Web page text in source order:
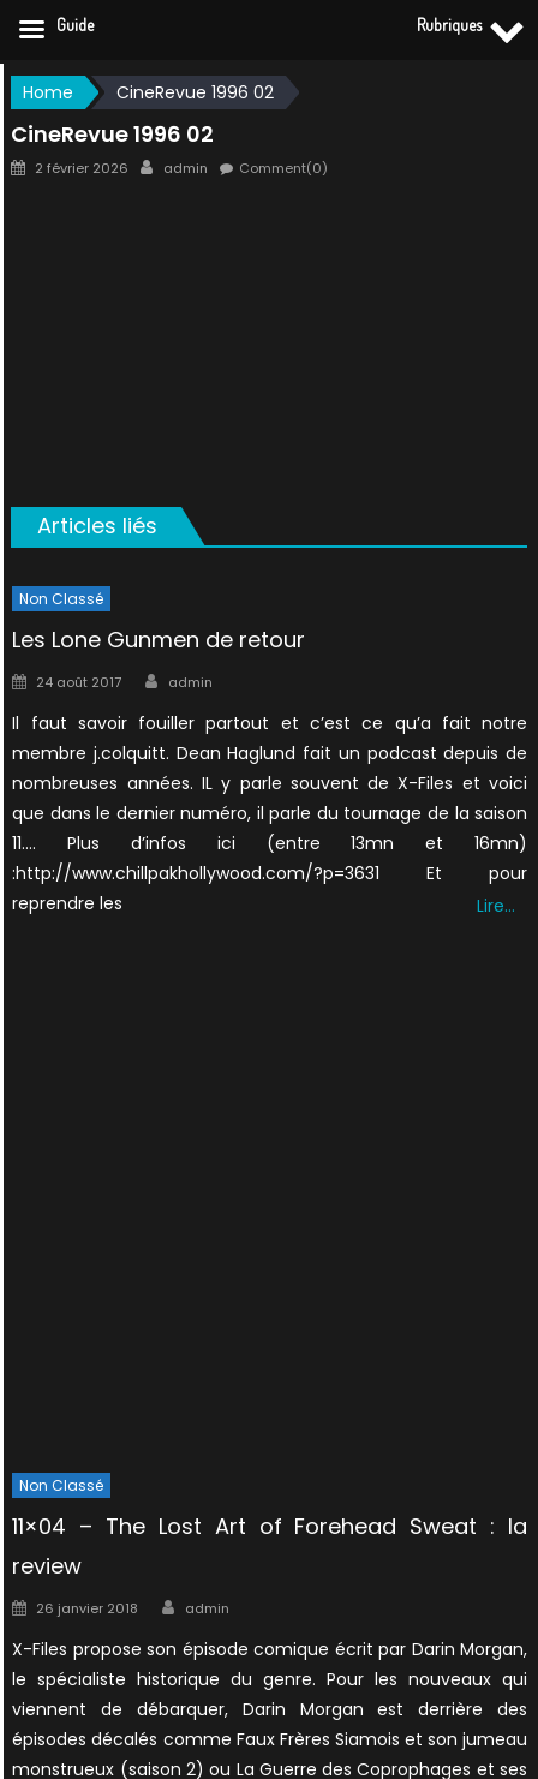
Skip
to
content
Home CineRevue 1996 02
CineRevue 1996 02
Posted
2 février 2026 Author
admin Comment(0)
Articles liés
Non Classé
Les Lone Gunmen de retour
Posted
24 août 2017 Author
admin
Il faut savoir fouiller partout et c’est ce qu’a fait notre
membre j.colquitt. Dean Haglund fait un podcast depuis de
nombreuses années. IL y parle souvent de X-Files et voici
que dans le dernier numéro, il parle du tournage de la saison
11…. Plus d’infos ici (entre 13mn et 16mn)
:http://www.chillpakhollywood.com/?p=3631 Et pour
reprendre les
Lire…
Non Classé
11×04 – The Lost Art of Forehead Sweat : la
review
Posted
26 janvier 2018 Author
admin
X-Files propose son épisode comique écrit par Darin Morgan,
le spécialiste historique du genre. Pour les nouveaux qui
viennent de débarquer, Darin Morgan est derrière des
épisodes décalés comme Faux Frères Siamois et son jumeau
monstrueux (saison 2) ou La Guerre des Coprophages et ses
Guide Rubriques